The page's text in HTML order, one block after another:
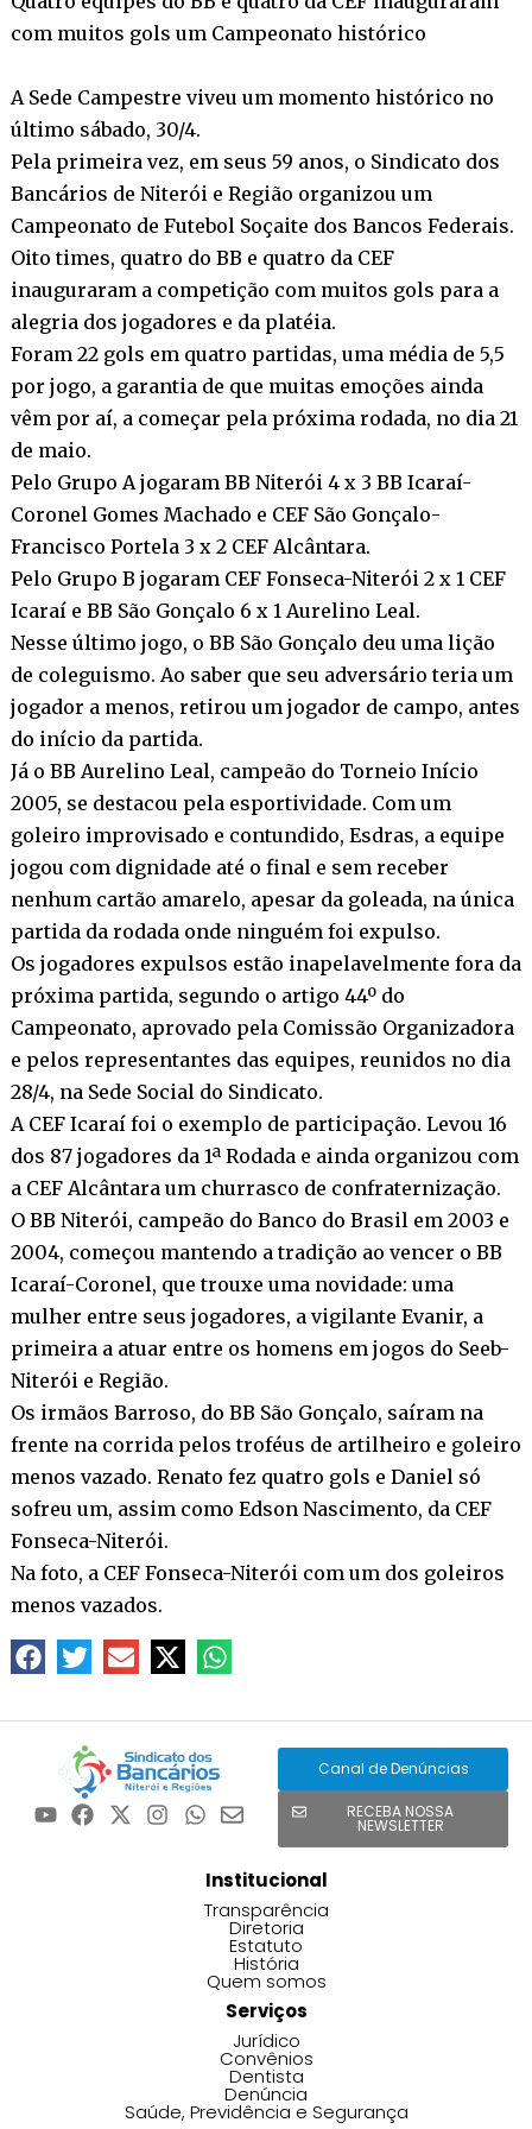
com muitos gols um Campeonato histórico
A Sede Campestre viveu um momento histórico no
último sábado, 30/4.
Pela primeira vez, em seus 59 anos, o Sindicato dos
Bancários de Niterói e Região organizou um
Campeonato de Futebol Soçaite dos Bancos Federais.
Oito times, quatro do BB e quatro da CEF
inauguraram a competição com muitos gols para a
alegria dos jogadores e da platéia.
Foram 22 gols em quatro partidas, uma média de 5,5
por jogo, a garantia de que muitas emoções ainda
vêm por aí, a começar pela próxima rodada, no dia 21
de maio.
Pelo Grupo A jogaram BB Niterói 4 x 3 BB Icaraí-
Coronel Gomes Machado e CEF São Gonçalo-
Francisco Portela 3 x 2 CEF Alcântara.
Pelo Grupo B jogaram CEF Fonseca-Niterói 2 x 1 CEF
Icaraí e BB São Gonçalo 6 x 1 Aurelino Leal.
Nesse último jogo, o BB São Gonçalo deu uma lição
de coleguismo. Ao saber que seu adversário teria um
jogador a menos, retirou um jogador de campo, antes
do início da partida.
Já o BB Aurelino Leal, campeão do Torneio Início
2005, se destacou pela esportividade. Com um
goleiro improvisado e contundido, Esdras, a equipe
jogou com dignidade até o final e sem receber
nenhum cartão amarelo, apesar da goleada, na única
partida da rodada onde ninguém foi expulso.
Os jogadores expulsos estão inapelavelmente fora da
próxima partida, segundo o artigo 44º do
Campeonato, aprovado pela Comissão Organizadora
e pelos representantes das equipes, reunidos no dia
28/4, na Sede Social do Sindicato.
A CEF Icaraí foi o exemplo de participação. Levou 16
dos 87 jogadores da 1ª Rodada e ainda organizou com
a CEF Alcântara um churrasco de confraternização.
O BB Niterói, campeão do Banco do Brasil em 2003 e
2004, começou mantendo a tradição ao vencer o BB
Icaraí-Coronel, que trouxe uma novidade: uma
mulher entre seus jogadores, a vigilante Evanir, a
primeira a atuar entre os homens em jogos do Seeb-
Niterói e Região.
Os irmãos Barroso, do BB São Gonçalo, saíram na
frente na corrida pelos troféus de artilheiro e goleiro
menos vazado. Renato fez quatro gols e Daniel só
sofreu um, assim como Edson Nascimento, da CEF
Fonseca-Niterói.
Na foto, a CEF Fonseca-Niterói com um dos goleiros
menos vazados.
Canal de Denúncias
RECEBA NOSSA
NEWSLETTER
Institucional
Transparência
Diretoria
Estatuto
História
Quem somos
Serviços
Jurídico
Convênios
Dentista
Denúncia
Saúde, Previdência e Segurança